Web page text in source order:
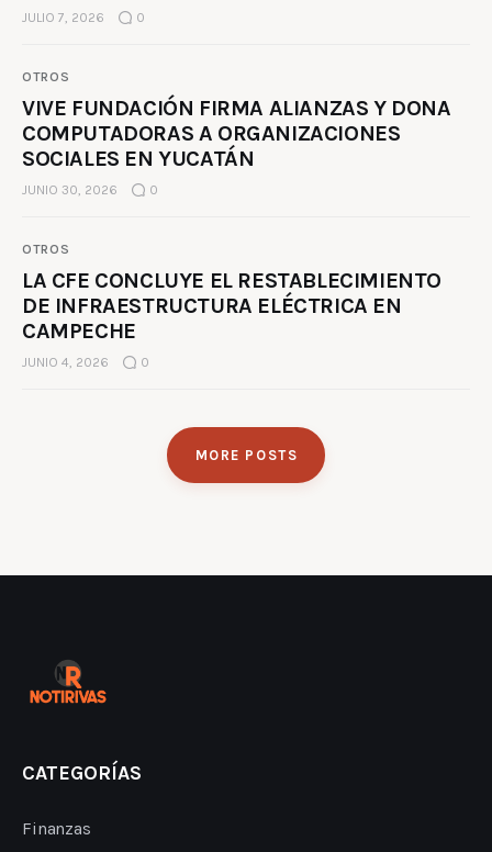
JULIO 7, 2026 0
OTROS
VIVE FUNDACIÓN FIRMA ALIANZAS Y DONA
COMPUTADORAS A ORGANIZACIONES
SOCIALES EN YUCATÁN
JUNIO 30, 2026 0
OTROS
LA CFE CONCLUYE EL RESTABLECIMIENTO
DE INFRAESTRUCTURA ELÉCTRICA EN
CAMPECHE
JUNIO 4, 2026 0
MORE POSTS
CATEGORÍAS
Finanzas